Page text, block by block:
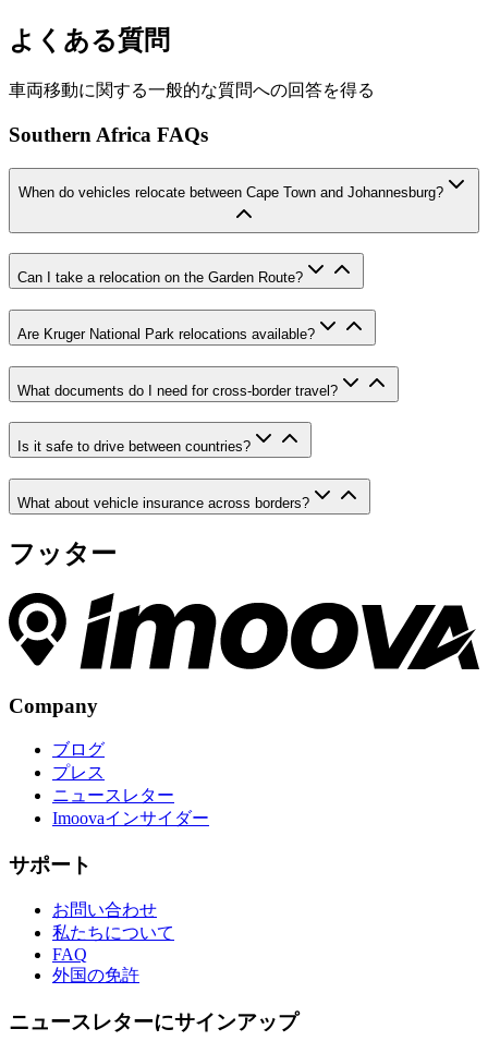
よくある質問
車両移動に関する一般的な質問への回答を得る
Southern Africa FAQs
When do vehicles relocate between Cape Town and Johannesburg?
Can I take a relocation on the Garden Route?
Are Kruger National Park relocations available?
What documents do I need for cross-border travel?
Is it safe to drive between countries?
What about vehicle insurance across borders?
フッター
Company
ブログ
プレス
ニュースレター
Imoovaインサイダー
サポート
お問い合わせ
私たちについて
FAQ
外国の免許
ニュースレターにサインアップ